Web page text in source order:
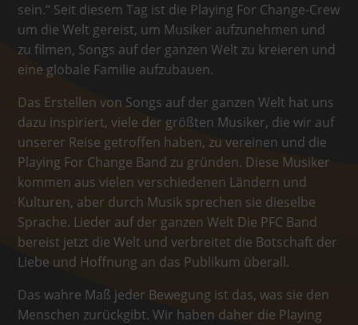
sein.“ Seit diesem Tag ist die Playing For Change-Crew
um die Welt gereist, um Musiker aufzunehmen und
zu filmen, Songs auf der ganzen Welt zu kreieren und
eine globale Familie aufzubauen.
Das Erstellen von Songs auf der ganzen Welt hat uns
dazu inspiriert, viele der größten Musiker, die wir auf
unserer Reise getroffen haben, zu vereinen und die
Playing For Change Band zu gründen. Diese Musiker
kommen aus vielen verschiedenen Ländern und
Kulturen, aber durch Musik sprechen sie dieselbe
Sprache. Lieder auf der ganzen Welt Die PFC Band
bereist jetzt die Welt und verbreitet die Botschaft der
Liebe und Hoffnung an das Publikum überall.
Das wahre Maß jeder Bewegung ist das, was sie den
Menschen zurückgibt. Wir haben daher die Playing